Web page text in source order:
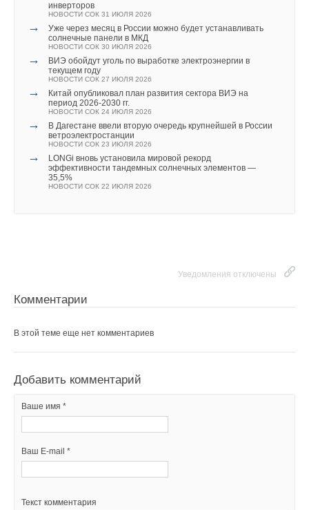
инверторов
НОВОСТИ СОК 31 ИЮЛЯ 2026
→
Уже через месяц в России можно будет устанавливать
солнечные панели в МКД
НОВОСТИ СОК 30 ИЮЛЯ 2026
→
ВИЭ обойдут уголь по выработке электроэнергии в
текущем году
НОВОСТИ СОК 27 ИЮЛЯ 2026
→
Китай опубликовал план развития сектора ВИЭ на
период 2026-2030 гг.
НОВОСТИ СОК 24 ИЮЛЯ 2026
→
В Дагестане ввели вторую очередь крупнейшей в России
ветроэлектростанции
НОВОСТИ СОК 23 ИЮЛЯ 2026
→
LONGi вновь установила мировой рекорд
эффективности тандемных солнечных элементов —
35,5%
НОВОСТИ СОК 22 ИЮЛЯ 2026
Уведомления отключены
Комментарии
В этой теме еще нет комментариев
Добавить комментарий
Ваше имя *
Ваш E-mail *
Текст комментария
Добавить комментарий
Ваше имя *
Ваш E-mail *
Текст комментария